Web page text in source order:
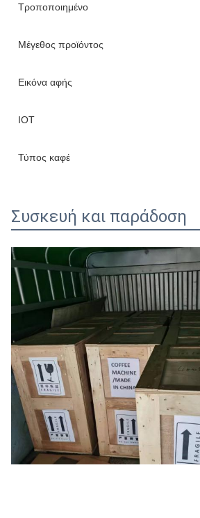
Τροποποιημένο
Μέγεθος προϊόντος
Εικόνα αφής
ΙΟΤ
Τύπος καφέ
Συσκευή και παράδοση